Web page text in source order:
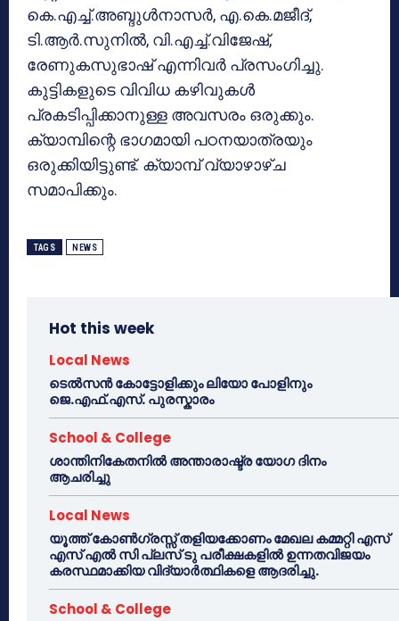
കെ.എച്ച്.അബ്ദുള്‍നാസര്‍, എ.കെ.മജീദ്,
ടി.ആര്‍.സുനില്‍, വി.എച്ച്.വിജേഷ്,
രേണുകസുഭാഷ് എന്നിവര്‍ പ്രസംഗിച്ചു.
കുട്ടികളുടെ വിവിധ കഴിവുകള്‍
പ്രകടിപ്പിക്കാനുള്ള അവസരം ഒരുക്കും.
ക്യാമ്പിന്റെ ഭാഗമായി പഠനയാത്രയും
ഒരുക്കിയിട്ടുണ്ട്. ക്യാമ്പ് വ്യാഴാഴ്ച
സമാപിക്കും.
TAGS NEWS
Hot this week
Local News
ടെൽസൻ കോട്ടോളിക്കും ലിയോ പോളിനും
ജെ.എഫ്.എസ്. പുരസ്കാരം
School & College
ശാന്തിനികേതനിൽ അന്താരാഷ്ട്ര യോഗ ദിനം
ആചരിച്ചു
Local News
യൂത്ത് കോൺഗ്രസ്സ് തളിയക്കോണം മേഖല കമ്മറ്റി എസ്
എസ് എൽ സി പ്ലസ് ടു പരീക്ഷകളിൽ ഉന്നതവിജയം
കരസ്ഥമാക്കിയ വിദ്യാർത്ഥികളെ ആദരിച്ചു.
School & College